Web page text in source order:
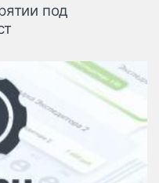
под